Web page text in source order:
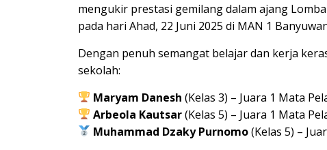
mengukir prestasi gemilang dalam ajang
pada hari Ahad, 22 Juni 2025 di MAN 1
Dengan penuh semangat belajar dan kerja
sekolah:
Maryam Danesh (Kelas 3) – Juara 1 Mata
Arbeola Kautsar(Kelas 5) – Juara 1 Mata
Muhammad Dzaky Purnomo(Kelas 5) –